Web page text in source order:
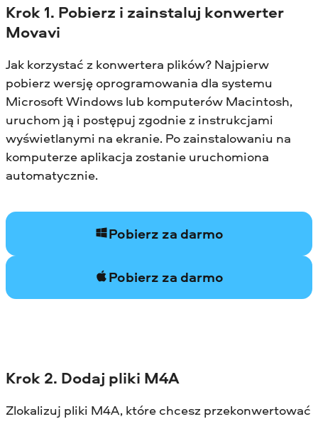
Krok 1. Pobierz i zainstaluj konwerter
Movavi
Jak korzystać z konwertera plików? Najpierw
pobierz wersję oprogramowania dla systemu
Microsoft Windows lub komputerów Macintosh,
uruchom ją i postępuj zgodnie z instrukcjami
wyświetlanymi na ekranie. Po zainstalowaniu na
komputerze aplikacja zostanie uruchomiona
automatycznie.
Pobierz za darmo
Pobierz za darmo
Krok 2. Dodaj pliki M4A
Zlokalizuj pliki M4A, które chcesz przekonwertować